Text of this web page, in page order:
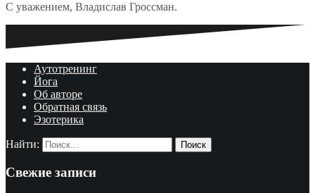
С уважением, Владислав Гроссман.
Аутотренинг
Йога
Об авторе
Обратная связь
Эзотерика
Найти:
Свежие записи